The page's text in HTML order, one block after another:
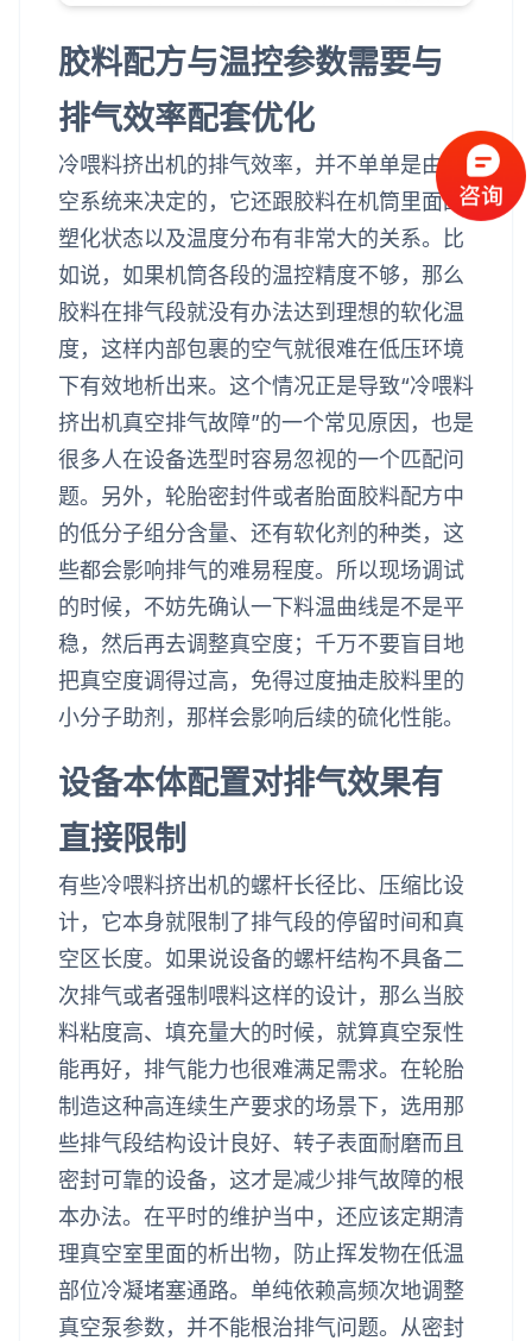
胶料配方与温控参数需要与
排气效率配套优化
冷喂料挤出机的排气效率，并不单单是由真
空系统来决定的，它还跟胶料在机筒里面的
塑化状态以及温度分布有非常大的关系。比
如说，如果机筒各段的温控精度不够，那么
胶料在排气段就没有办法达到理想的软化温
度，这样内部包裹的空气就很难在低压环境
下有效地析出来。这个情况正是导致“冷喂料
挤出机真空排气故障”的一个常见原因，也是
很多人在设备选型时容易忽视的一个匹配问
题。另外，轮胎密封件或者胎面胶料配方中
的低分子组分含量、还有软化剂的种类，这
些都会影响排气的难易程度。所以现场调试
的时候，不妨先确认一下料温曲线是不是平
稳，然后再去调整真空度；千万不要盲目地
把真空度调得过高，免得过度抽走胶料里的
小分子助剂，那样会影响后续的硫化性能。
设备本体配置对排气效果有
直接限制
有些冷喂料挤出机的螺杆长径比、压缩比设
计，它本身就限制了排气段的停留时间和真
空区长度。如果说设备的螺杆结构不具备二
次排气或者强制喂料这样的设计，那么当胶
料粘度高、填充量大的时候，就算真空泵性
能再好，排气能力也很难满足需求。在轮胎
制造这种高连续生产要求的场景下，选用那
些排气段结构设计良好、转子表面耐磨而且
密封可靠的设备，这才是减少排气故障的根
本办法。在平时的维护当中，还应该定期清
理真空室里面的析出物，防止挥发物在低温
部位冷凝堵塞通路。单纯依赖高频次地调整
真空泵参数，并不能根治排气问题。从密封